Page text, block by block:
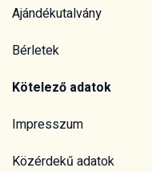
Ajándékutalvány
Bérletek
Kötelező adatok
Impresszum
Közérdekű adatok